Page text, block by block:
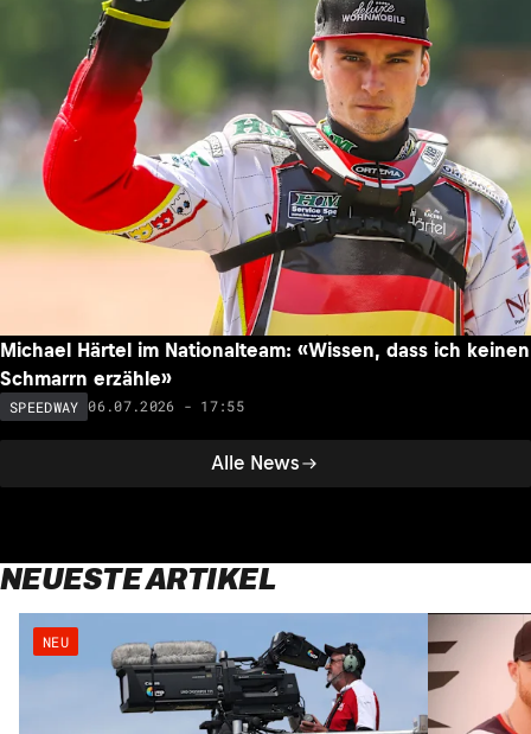
Alle News
Michael Härtel im Nationalteam: «Wissen, dass ich keinen
Schmarrn erzähle»
SPEEDWAY 06.07.2026 - 17:55
NEUESTE ARTIKEL
NEU